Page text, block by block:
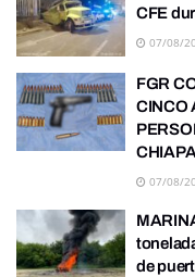
CFE
07/08/
FGR
CINCO
07/08/
de